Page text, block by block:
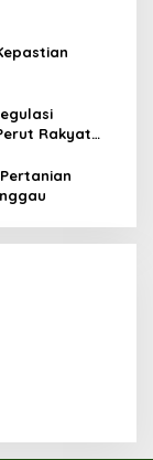
Rakyat
Lubuklinggau